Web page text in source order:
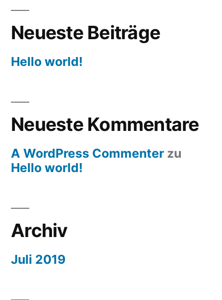
Neueste Beiträge
Hello world!
Neueste Kommentare
A WordPress Commenter zu
Hello world!
Archiv
Juli 2019